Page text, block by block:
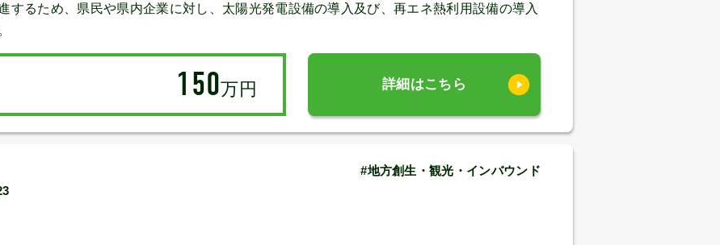
するため、県民や県内企業に対し、太陽光発電設備の導入及び、再エネ熱利用設備の導入
150万円 詳細はこちら
#地方創生・観光・インバウンド